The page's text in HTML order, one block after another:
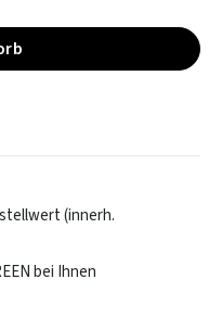
(innerh.
bei Ihnen